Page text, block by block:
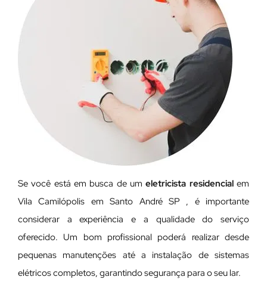
Se você está em busca de umeletricista residencialem
Vila Camilópolis em Santo André SP , é importante
considerar a experiência e a qualidade do serviço
oferecido. Um bom profissional poderá realizar desde
pequenas manutenções até a instalação de sistemas
elétricos completos, garantindo segurança para o seu lar.